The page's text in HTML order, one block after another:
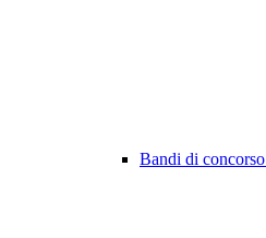
Bandi di concorso